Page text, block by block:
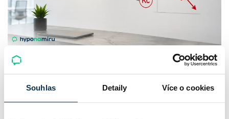
Souhlas Detaily Více o cookies
Komerční banka: pokles zisku
neznamená slabší banku
Komerční banka nabízí docela plastický obrázek dnešního